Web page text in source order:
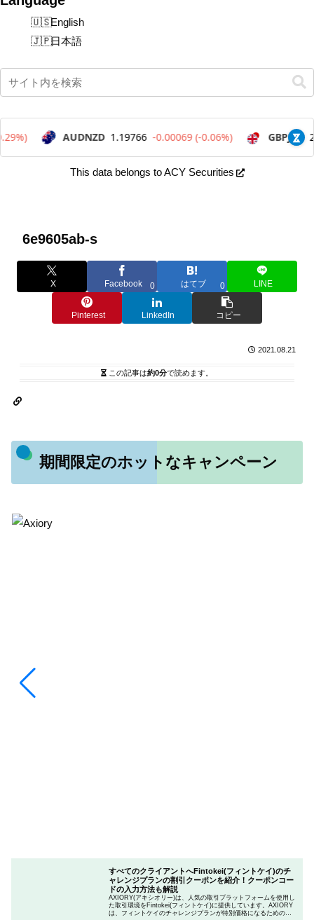
English
日本語
This data belongs to ACY Securities
6e9605ab-s
X Facebook 0 はてブ 0 LINE
Pinterest LinkedIn コピー
2021.08.21
この記事は約0分で読めます。
期間限定のホットなキャンペーン
すべてのクライアントへFintokei(フィントケイ)のチ
ャレンジプランの割引クーポンを紹介！クーポンコー
ドの入力方法も解説
AXIORY(アキシオリー)は、人気の取引プラットフォームを使用し
た取引環境をFintokei(フィントケイ)に提供しています。AXIORY
は、フィントケイのチャレンジプランが特別価格になるためのク